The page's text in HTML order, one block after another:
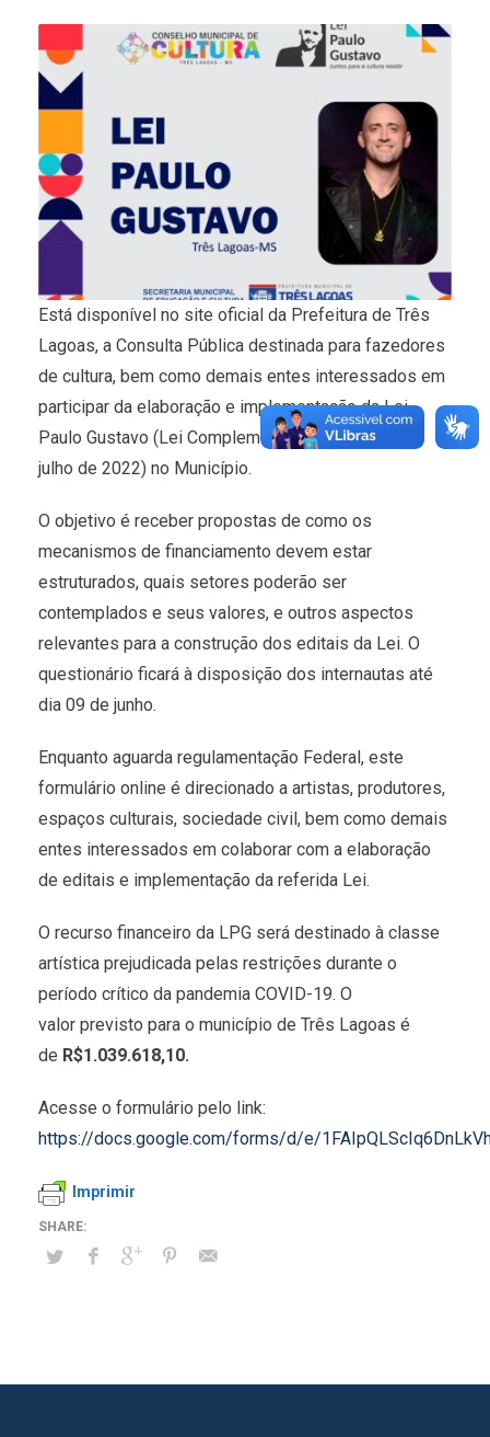
Está disponível no site oficial da Prefeitura de Três
Lagoas, a Consulta Pública destinada para fazedores
de cultura, bem como demais entes interessados em
participar da elaboração e implementação da Lei
Paulo Gustavo (Lei Complementar Nº 195 de 8 de
julho de 2022) no Município.
O objetivo é receber propostas de como os
mecanismos de financiamento devem estar
estruturados, quais setores poderão ser
contemplados e seus valores, e outros aspectos
relevantes para a construção dos editais da Lei. O
questionário ficará à disposição dos internautas até
dia 09 de junho.
Enquanto aguarda regulamentação Federal, este
formulário online é direcionado a artistas, produtores,
espaços culturais, sociedade civil, bem como demais
entes interessados em colaborar com a elaboração
de editais e implementação da referida Lei.
O recurso financeiro da LPG será destinado à classe
artística prejudicada pelas restrições durante o
período crítico da pandemia COVID-19. O
valor previsto para o município de Três Lagoas é
de R$1.039.618,10.​
Acesse o formulário pelo link:
https://docs.google.com/forms/d/e/
Imprimir